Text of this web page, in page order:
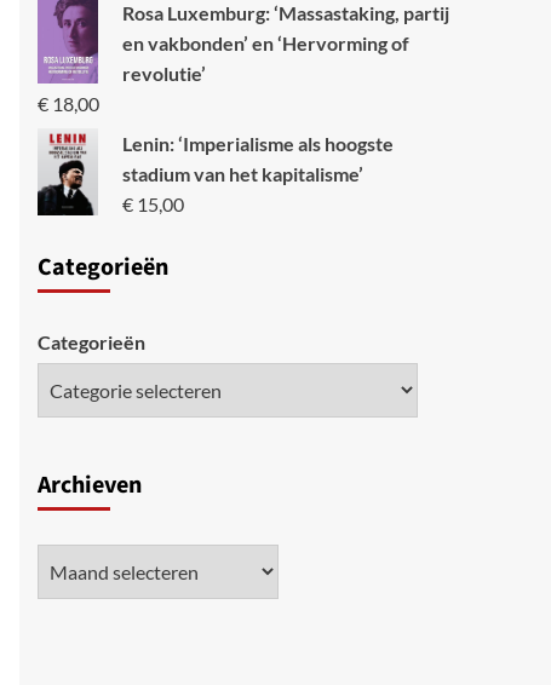
Rosa Luxemburg: ‘Massastaking, partij
en vakbonden’ en ‘Hervorming of
revolutie’
€18,00
Lenin: ‘Imperialisme als hoogste
stadium van het kapitalisme’
€15,00
Categorieën
Categorieën
Archieven